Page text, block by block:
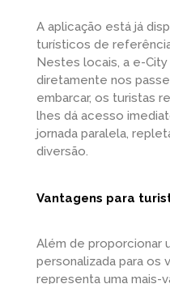
A aplicação está já
turísticos de
Nestes locais, a e-
diretamente nos
embarcar, os turistas
lhes dá acesso
jornada paralela,
diversão.
Vantagens para
Além de proporcionar
personalizada para os
representa uma mais-